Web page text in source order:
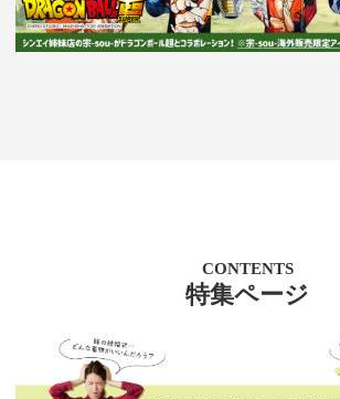
CONTENTS
特集ページ